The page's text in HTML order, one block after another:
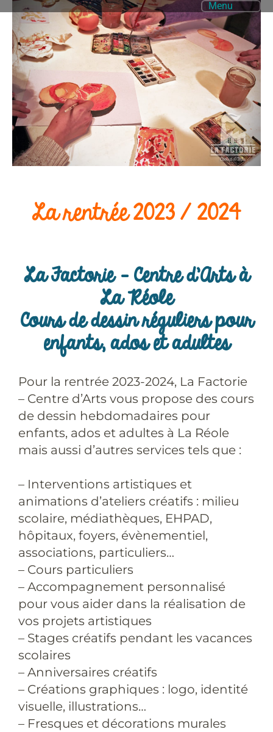
Menu
La rentrée 2023 / 2024
La Factorie – Centre d’Arts à
La Réole
Cours de dessin réguliers pour
enfants, ados et adultes
Pour la rentrée 2023-2024, La Factorie
– Centre d’Arts vous propose des cours
de dessin hebdomadaires pour
enfants, ados et adultes à La Réole
mais aussi d’autres services tels que :
– Interventions artistiques et
animations d’ateliers créatifs : milieu
scolaire, médiathèques, EHPAD,
hôpitaux, foyers, évènementiel,
associations, particuliers…
– Cours particuliers
– Accompagnement personnalisé
pour vous aider dans la réalisation de
vos projets artistiques
– Stages créatifs pendant les vacances
scolaires
– Anniversaires créatifs
– Créations graphiques : logo, identité
visuelle, illustrations…
– Fresques et décorations murales